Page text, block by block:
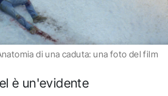
di una caduta: una foto del film
è un'evidente